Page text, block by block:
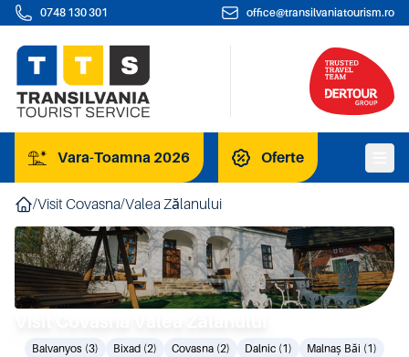
0748 130 301 office@transilvaniatourism.ro
Vara-Toamna 2026 Oferte
/Visit Covasna/Valea Zălanului
Balvanyos (3) Bixad (2) Covasna (2) Dalnic (1)
Malnaș Băi (1)